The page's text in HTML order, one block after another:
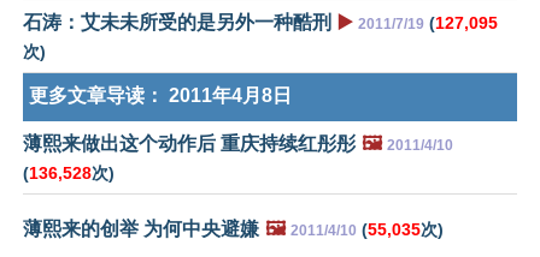
石涛：艾未未所受的是另外一种酷刑 ▶️ 2011/7/19 (127,095
次)
更多文章导读： 2011年4月8日
薄熙来做出这个动作后 重庆持续红彤彤 🖼️ 2011/4/10
(136,528次)
薄熙来的创举 为何中央避嫌 🖼️ 2011/4/10 (55,035次)